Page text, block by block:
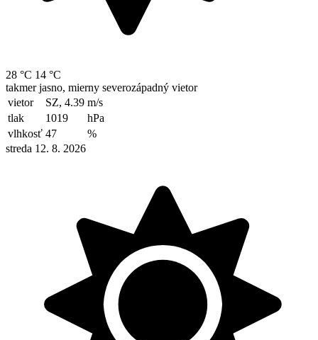
28 °C 14 °C
takmer jasno, mierny severozápadný vietor
vietor
SZ, 4.39 m/s
tlak
1019
hPa
vlhkosť 47
%
streda 12. 8. 2026